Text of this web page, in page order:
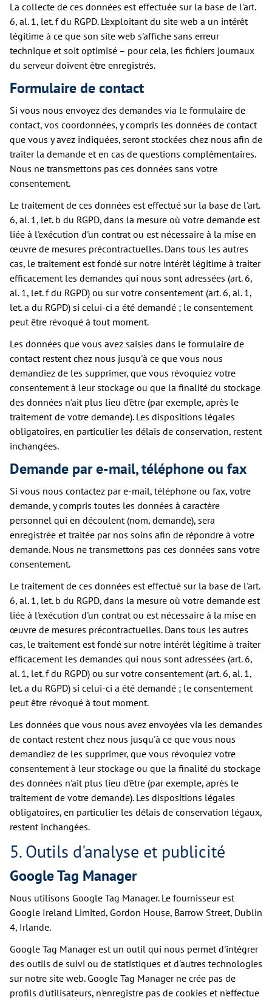
La collecte de ces données est effectuée sur la base de l'art.
6, al. 1, let. f du RGPD. L'exploitant du site web a un intérêt
légitime à ce que son site web s'affiche sans erreur
technique et soit optimisé – pour cela, les fichiers journaux
du serveur doivent être enregistrés.
Formulaire de contact
Si vous nous envoyez des demandes via le formulaire de
contact, vos coordonnées, y compris les données de contact
que vous y avez indiquées, seront stockées chez nous afin de
traiter la demande et en cas de questions complémentaires.
Nous ne transmettons pas ces données sans votre
consentement.
Le traitement de ces données est effectué sur la base de l'art.
6, al. 1, let. b du RGPD, dans la mesure où votre demande est
liée à l'exécution d'un contrat ou est nécessaire à la mise en
œuvre de mesures précontractuelles. Dans tous les autres
cas, le traitement est fondé sur notre intérêt légitime à traiter
efficacement les demandes qui nous sont adressées (art. 6,
al. 1, let. f du RGPD) ou sur votre consentement (art. 6, al. 1,
let. a du RGPD) si celui-ci a été demandé ; le consentement
peut être révoqué à tout moment.
Les données que vous avez saisies dans le formulaire de
contact restent chez nous jusqu'à ce que vous nous
demandiez de les supprimer, que vous révoquiez votre
consentement à leur stockage ou que la finalité du stockage
des données n'ait plus lieu d'être (par exemple, après le
traitement de votre demande). Les dispositions légales
obligatoires, en particulier les délais de conservation, restent
inchangées.
Demande par e-mail, téléphone ou fax
Si vous nous contactez par e-mail, téléphone ou fax, votre
demande, y compris toutes les données à caractère
personnel qui en découlent (nom, demande), sera
enregistrée et traitée par nos soins afin de répondre à votre
demande. Nous ne transmettons pas ces données sans votre
consentement.
Le traitement de ces données est effectué sur la base de l'art.
6, al. 1, let. b du RGPD, dans la mesure où votre demande est
liée à l'exécution d'un contrat ou est nécessaire à la mise en
œuvre de mesures précontractuelles. Dans tous les autres
cas, le traitement est fondé sur notre intérêt légitime à traiter
efficacement les demandes qui nous sont adressées (art. 6,
al. 1, let. f du RGPD) ou sur votre consentement (art. 6, al. 1,
let. a du RGPD) si celui-ci a été demandé ; le consentement
peut être révoqué à tout moment.
Les données que vous nous avez envoyées via les demandes
de contact restent chez nous jusqu'à ce que vous nous
demandiez de les supprimer, que vous révoquiez votre
consentement à leur stockage ou que la finalité du stockage
des données n'ait plus lieu d'être (par exemple, après le
traitement de votre demande). Les dispositions légales
obligatoires, en particulier les délais de conservation légaux,
restent inchangées.
5. Outils d'analyse et publicité
Google Tag Manager
Nous utilisons Google Tag Manager. Le fournisseur est
Google Ireland Limited, Gordon House, Barrow Street, Dublin
4, Irlande.
Google Tag Manager est un outil qui nous permet d'intégrer
des outils de suivi ou de statistiques et d'autres technologies
sur notre site web. Google Tag Manager ne crée pas de
profils d'utilisateurs, n'enregistre pas de cookies et n'effectue